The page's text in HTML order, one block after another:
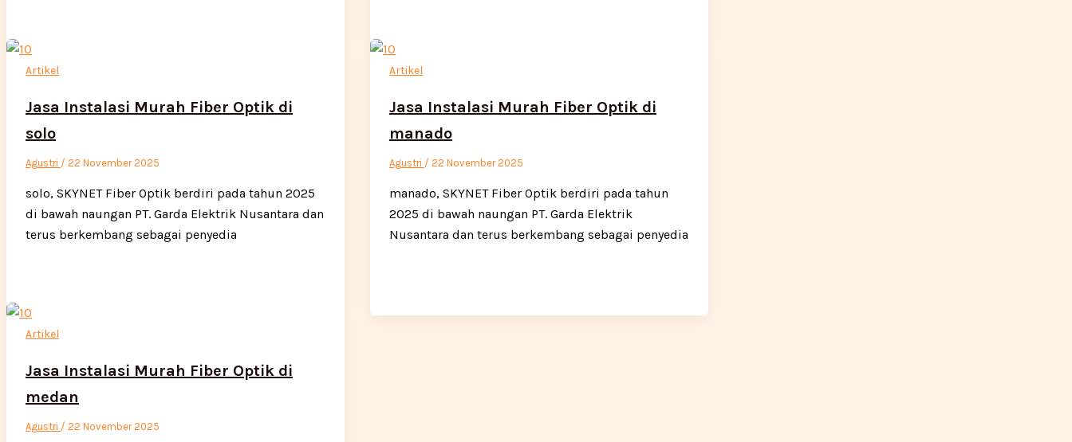
Artikel
Jasa Instalasi Murah Fiber Optik di
solo
Agustri / 22 November 2025
solo, SKYNET Fiber Optik berdiri pada tahun 2025
di bawah naungan PT. Garda Elektrik Nusantara dan
terus berkembang sebagai penyedia
Artikel
Jasa Instalasi Murah Fiber Optik di
manado
Agustri / 22 November 2025
manado, SKYNET Fiber Optik berdiri pada tahun
2025 di bawah naungan PT. Garda Elektrik
Nusantara dan terus berkembang sebagai penyedia
Artikel
Jasa Instalasi Murah Fiber Optik di
medan
Agustri / 22 November 2025